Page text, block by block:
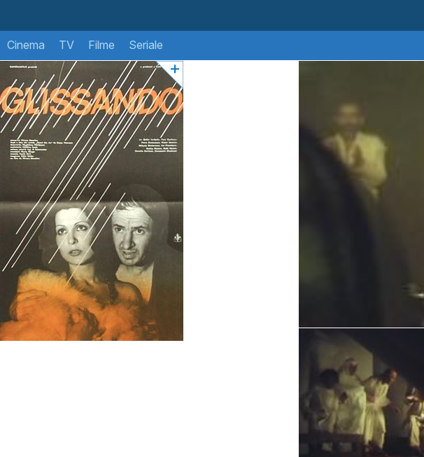
Cinema TV Filme Seriale